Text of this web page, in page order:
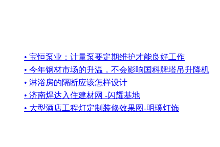
• 宝恒泵业：计量泵要定期维护才能良好工作
• 今年钢材市场的升温，不会影响国科牌塔吊升降机
• 淋浴房的隔断应该怎样设计
• 济南焊达入住建材网 -闪耀基地
• 大型酒店工程灯定制装修效果图-明璞灯饰